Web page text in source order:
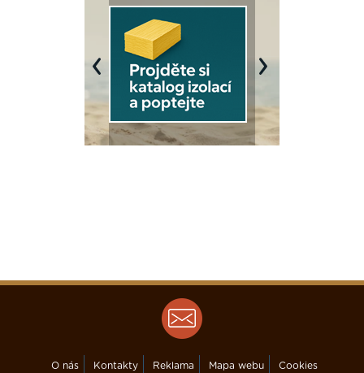
Previous Next
O nás Kontakty Reklama Mapa webu Cookies